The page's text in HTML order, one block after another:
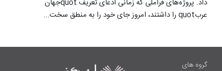
داد. پروژه‌های فراملی که زمانی ادعای تعریف quotجهان
عربquot را داشتند، امروز جای خود را به منطق سخت‌...
گروه های